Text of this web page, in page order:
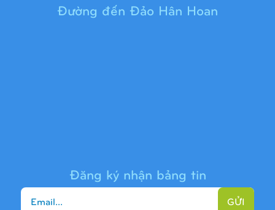
Đường đến Đảo Hân Hoan
Đăng ký nhận bảng tin
GỬI